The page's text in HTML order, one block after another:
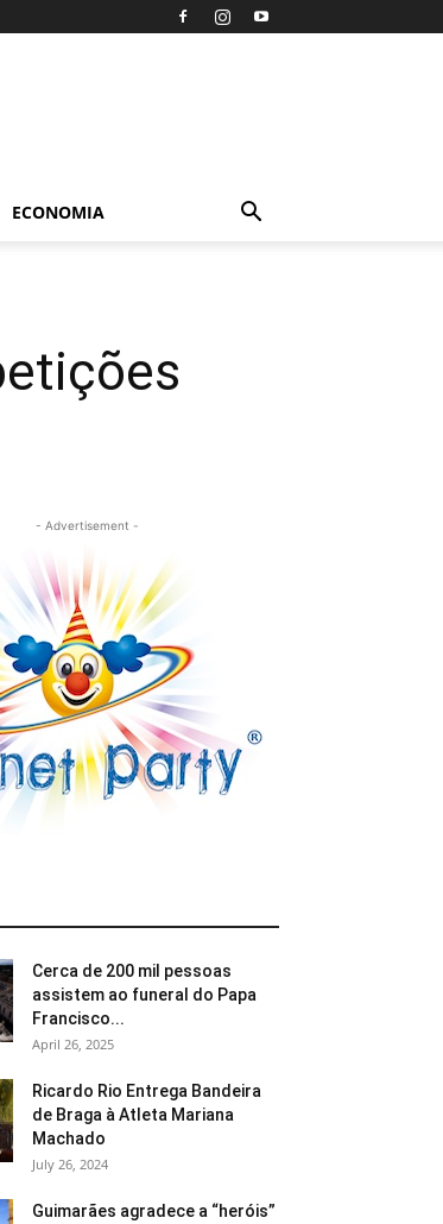
ECONOMIA
- Advertisement -
Cerca de 200 mil pessoas
assistem ao funeral do Papa
Francisco...
April 26, 2025
Ricardo Rio Entrega Bandeira
de Braga à Atleta Mariana
Machado
July 26, 2024
Guimarães agradece a “heróis”